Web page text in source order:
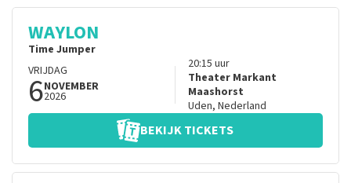
WAYLON
Time Jumper
VRIJDAG
6NOVEMBER
2026
20:15 uur
Theater Markant
Maashorst
Uden, Nederland
BEKIJK TICKETS